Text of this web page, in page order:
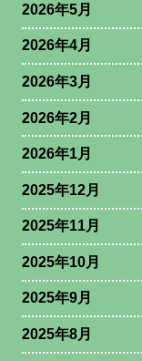
2026年5月
2026年4月
2026年3月
2026年2月
2026年1月
2025年12月
2025年11月
2025年10月
2025年9月
2025年8月